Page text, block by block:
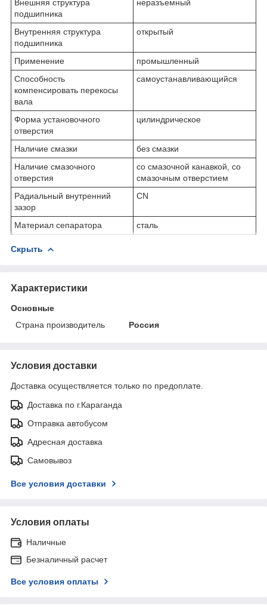
Внешняя структура
подшипника
неразъемный
Внутренняя структура
подшипника
открытый
Применение
промышленный
Способность
компенсировать перекосы
вала
самоустанавливающийся
Форма установочного
отверстия
цилиндрическое
Наличие смазки
без смазки
Наличие смазочного
отверстия
со смазочной канавкой, со
смазочным отверстием
Радиальный внутренний
зазор
CN
Материал сепаратора сталь
Скрыть
Характеристики
Основные
Страна производитель
Россия
Условия доставки
Доставка осуществляется только по предоплате.
Доставка по г.Караганда
Отправка автобусом
Адресная доставка
Самовывоз
Все условия доставки
Условия оплаты
Наличные
Безналичный расчет
Все условия оплаты